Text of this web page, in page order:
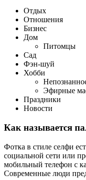
Отдых
Отношения
Бизнес
Дом
Питомцы
Сад
Фэн-шуй
Хобби
Эфирные
Праздники
Новости
Как называется
Фотка в стиле селфи
социальной сети или
мобильный телефон с
Современные люди